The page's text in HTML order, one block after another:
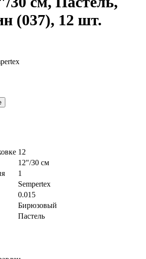
(037), 12 шт.
12
12"/30 см
1
Sempertex
0.015
Бирюзовый
Пастель